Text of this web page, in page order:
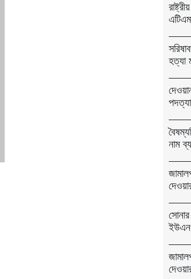
হত্যা
নাম